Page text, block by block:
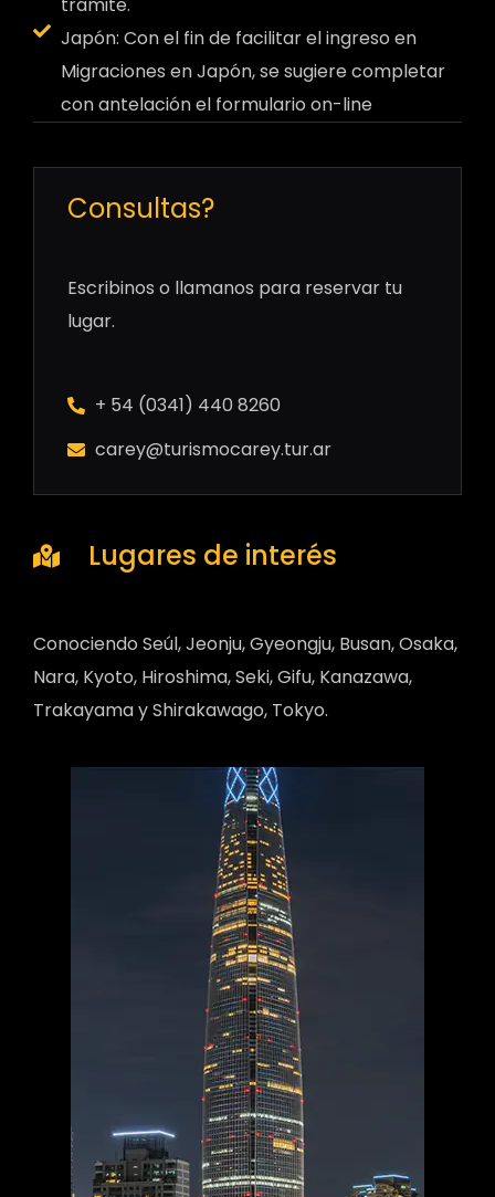
Japón: Con el fin de facilitar el ingreso en
Migraciones en Japón, se sugiere completar
con antelación el formulario on-line
Consultas?
Escribinos o llamanos para reservar tu
lugar.
+ 54 (0341) 440 8260
carey@turismocarey.tur.ar
Lugares de interés
Conociendo Seúl, Jeonju, Gyeongju, Busan, Osaka,
Nara, Kyoto, Hiroshima, Seki, Gifu, Kanazawa,
Trakayama y Shirakawago, Tokyo.